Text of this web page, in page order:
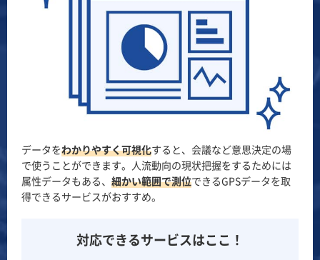
データをわかりやすく可視化すると、会議など意思決定の場
で使うことができます。人流動向の現状把握をするためには
属性データもある、 細かい範囲で測位できるGPSデータを取
得できるサービスがおすすめ。
対応できるサービスはここ！